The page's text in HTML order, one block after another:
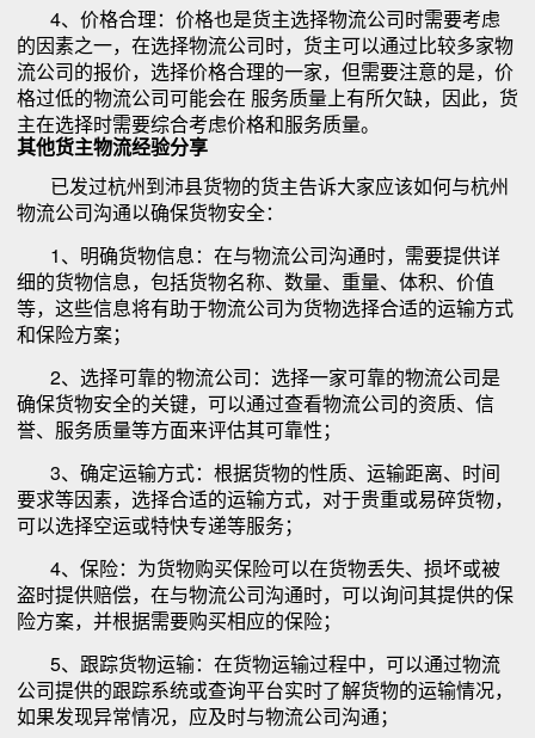
4、价格合理：价格也是货主选择物流公司时需要考虑
的因素之一，在选择物流公司时，货主可以通过比较多家物
流公司的报价，选择价格合理的一家，但需要注意的是，价
格过低的物流公司可能会在 服务质量上有所欠缺，因此，货
主在选择时需要综合考虑价格和服务质量。
其他货主物流经验分享
已发过杭州到沛县货物的货主告诉大家应该如何与杭州
物流公司沟通以确保货物安全：
1、明确货物信息：在与物流公司沟通时，需要提供详
细的货物信息，包括货物名称、数量、重量、体积、价值
等，这些信息将有助于物流公司为货物选择合适的运输方式
和保险方案；
2、选择可靠的物流公司：选择一家可靠的物流公司是
确保货物安全的关键，可以通过查看物流公司的资质、信
誉、服务质量等方面来评估其可靠性；
3、确定运输方式：根据货物的性质、运输距离、时间
要求等因素，选择合适的运输方式，对于贵重或易碎货物，
可以选择空运或特快专递等服务；
4、保险：为货物购买保险可以在货物丢失、损坏或被
盗时提供赔偿，在与物流公司沟通时，可以询问其提供的保
险方案，并根据需要购买相应的保险；
5、跟踪货物运输：在货物运输过程中，可以通过物流
公司提供的跟踪系统或查询平台实时了解货物的运输情况，
如果发现异常情况，应及时与物流公司沟通；